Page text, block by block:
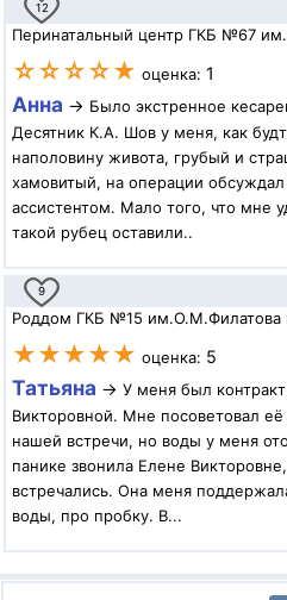
12
Перинатальный центр ГКБ №67
☆☆☆☆★ оценка: 1
Анна → Было экстренное
Десятник К.А. Шов у меня, как
наполовину живота, грубый и
хамовитый, на операции
ассистентом. Мало того, что мне
такой рубец оставили..
9
Роддом ГКБ №15 им.О.М.Филатова
★★★★★ оценка: 5
Татьяна → У меня был
Викторовной. Мне посоветовал
нашей встречи, но воды у меня
панике звонила Елене
встречались. Она меня
воды, про пробку. В...